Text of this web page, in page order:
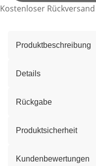
Kostenloser Rückversand
Produktbeschreibung
Details
Rückgabe
Produktsicherheit
Kundenbewertungen